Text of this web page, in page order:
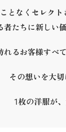
となくセレク
者たちに新しい
れるお客様すべ
その想いを大切
1枚の洋服が